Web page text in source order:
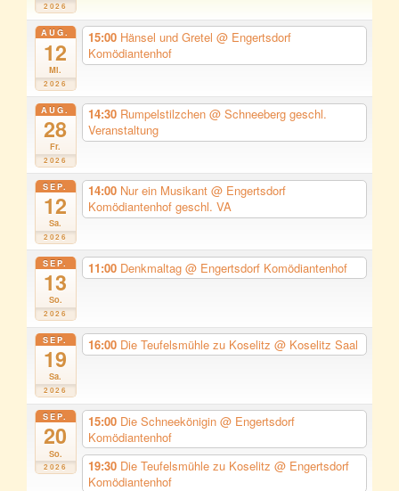
2026
AUG.
12
Mi.
2026
15:00 Hänsel und Gretel @ Engertsdorf
Komödiantenhof
AUG.
28
Fr.
2026
14:30 Rumpelstilzchen @ Schneeberg geschl.
Veranstaltung
SEP.
12
Sa.
2026
14:00 Nur ein Musikant @ Engertsdorf
Komödiantenhof geschl. VA
SEP.
13
So.
2026
11:00 Denkmaltag @ Engertsdorf Komödiantenhof
SEP.
19
Sa.
2026
16:00 Die Teufelsmühle zu Koselitz @ Koselitz Saal
SEP.
20
So.
2026
15:00 Die Schneekönigin @ Engertsdorf
Komödiantenhof
19:30 Die Teufelsmühle zu Koselitz @ Engertsdorf
Komödiantenhof